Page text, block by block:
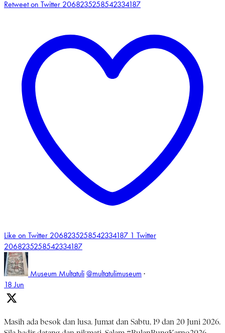
Retweet on Twitter 2068235258542334187
Like on Twitter 2068235258542334187 1 Twitter
2068235258542334187
Museum Multatuli @multatulimuseum ·
18 Jun
Masih ada besok dan lusa. Jumat dan Sabtu, 19 dan 20 Juni 2026.